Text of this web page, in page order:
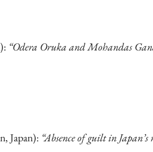
“Odera Oruka and Mohandas
Japan):“Absence of guilt in